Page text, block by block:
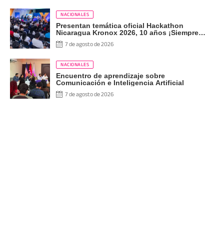
NACIONALES
Presentan temática oficial Hackathon
Nicaragua Kronox 2026, 10 años ¡Siempre
Más Allá!
7 de agosto de 2026
NACIONALES
Encuentro de aprendizaje sobre
Comunicación e Inteligencia Artificial
7 de agosto de 2026